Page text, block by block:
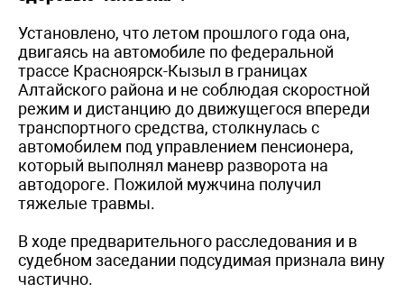
Установлено, что летом прошлого года она,
двигаясь на автомобиле по федеральной
трассе Красноярск-Кызыл в границах
Алтайского района и не соблюдая скоростной
режим и дистанцию до движущегося впереди
транспортного средства, столкнулась с
автомобилем под управлением пенсионера,
который выполнял маневр разворота на
автодороге. Пожилой мужчина получил
тяжелые травмы.
В ходе предварительного расследования и в
судебном заседании подсудимая признала вину
частично.